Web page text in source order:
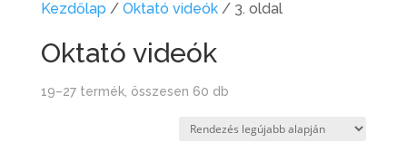
Kezdőlap / Oktató videók/ 3. oldal
Oktató videók
19–27 termék, összesen 60 dbSorted
latest